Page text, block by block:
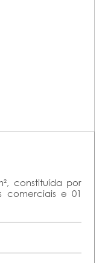
constituída por
comerciais e 01